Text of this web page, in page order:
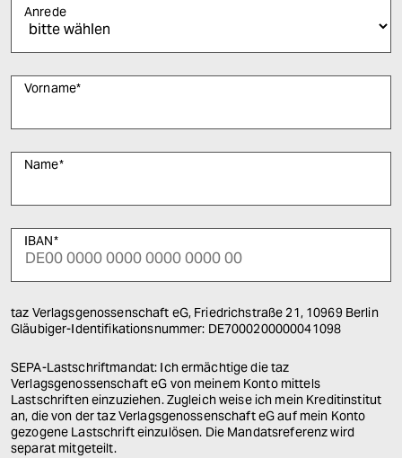
Anrede
Vorname*
Name*
IBAN*
taz Verlagsgenossenschaft eG, Friedrichstraße 21, 10969 Berlin
Gläubiger-Identifikationsnummer: DE7000200000041098
SEPA-Lastschriftmandat: Ich ermächtige die taz
Verlagsgenossenschaft eG von meinem Konto mittels
Lastschriften einzuziehen. Zugleich weise ich mein Kreditinstitut
an, die von der taz Verlagsgenossenschaft eG auf mein Konto
gezogene Lastschrift einzulösen. Die Mandatsreferenz wird
separat mitgeteilt.